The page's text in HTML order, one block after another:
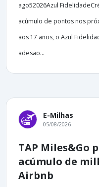
ago52026Azul
acúmulo de pontos nos
aos 17 anos, o Azul
adesão...
E-Milhas
05/08/2026
TAP Miles&Go
acúmulo de
Airbnb